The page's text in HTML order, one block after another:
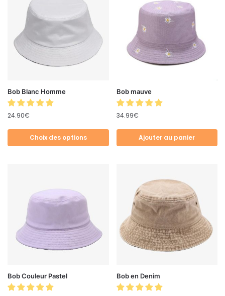
Bob Blanc Homme
24.90€
Choix des options
Bob mauve
34.99€
Ajouter au panier
Bob Couleur Pastel Bob en Denim